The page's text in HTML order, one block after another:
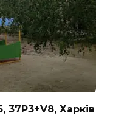
Харків